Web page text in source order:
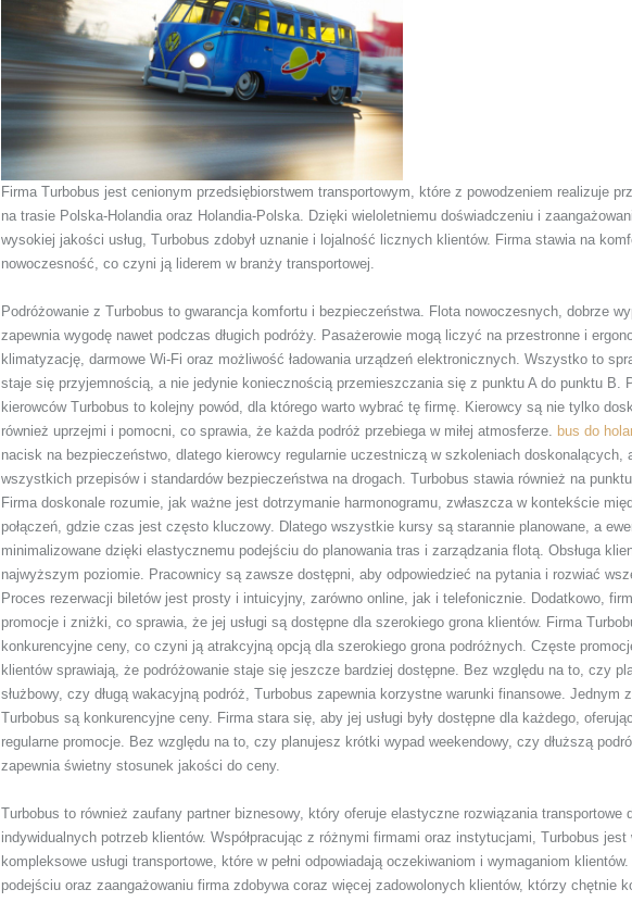
Firma Turbobus jest cenionym przedsiębiorstwem transportowym, które z powodzeniem realizuje
na trasie Polska-Holandia oraz Holandia-Polska. Dzięki wieloletniemu doświadczeniu i
wysokiej jakości usług, Turbobus zdobył uznanie i lojalność licznych klientów. Firma stawia na
nowoczesność, co czyni ją liderem w branży transportowej.
Podróżowanie z Turbobus to gwarancja komfortu i bezpieczeństwa. Flota nowoczesnych, dobrze
zapewnia wygodę nawet podczas długich podróży. Pasażerowie mogą liczyć na przestronne i
klimatyzację, darmowe Wi-Fi oraz możliwość ładowania urządzeń elektronicznych. Wszystko to
staje się przyjemnością, a nie jedynie koniecznością przemieszczania się z punktu A do punktu B.
kierowców Turbobus to kolejny powód, dla którego warto wybrać tę firmę. Kierowcy są nie tylko
również uprzejmi i pomocni, co sprawia, że każda podróż przebiega w miłej atmosferze. bus do
nacisk na bezpieczeństwo, dlatego kierowcy regularnie uczestniczą w szkoleniach doskonalących,
wszystkich przepisów i standardów bezpieczeństwa na drogach. Turbobus stawia również na
Firma doskonale rozumie, jak ważne jest dotrzymanie harmonogramu, zwłaszcza w kontekście
połączeń, gdzie czas jest często kluczowy. Dlatego wszystkie kursy są starannie planowane, a
minimalizowane dzięki elastycznemu podejściu do planowania tras i zarządzania flotą. Obsługa
najwyższym poziomie. Pracownicy są zawsze dostępni, aby odpowiedzieć na pytania i rozwiać
Proces rezerwacji biletów jest prosty i intuicyjny, zarówno online, jak i telefonicznie. Dodatkowo,
promocje i zniżki, co sprawia, że jej usługi są dostępne dla szerokiego grona klientów. Firma
konkurencyjne ceny, co czyni ją atrakcyjną opcją dla szerokiego grona podróżnych. Częste
klientów sprawiają, że podróżowanie staje się jeszcze bardziej dostępne. Bez względu na to, czy
służbowy, czy długą wakacyjną podróż, Turbobus zapewnia korzystne warunki finansowe. Jednym
Turbobus są konkurencyjne ceny. Firma stara się, aby jej usługi były dostępne dla każdego,
regularne promocje. Bez względu na to, czy planujesz krótki wypad weekendowy, czy dłuższą
zapewnia świetny stosunek jakości do ceny.
Turbobus to również zaufany partner biznesowy, który oferuje elastyczne rozwiązania transportowe
indywidualnych potrzeb klientów. Współpracując z różnymi firmami oraz instytucjami, Turbobus jest
kompleksowe usługi transportowe, które w pełni odpowiadają oczekiwaniom i wymaganiom
podejściu oraz zaangażowaniu firma zdobywa coraz więcej zadowolonych klientów, którzy chętnie